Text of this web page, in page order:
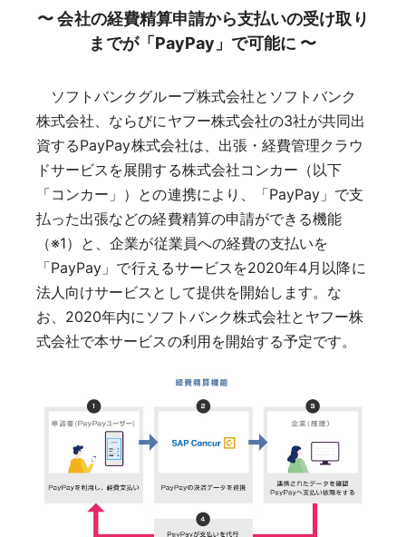
〜 会社の経費精算申請から支払いの受け取り
までが「PayPay」で可能に 〜
ソフトバンクグループ株式会社とソフトバンク
株式会社、ならびにヤフー株式会社の3社が共同出
資するPayPay株式会社は、出張・経費管理クラウ
ドサービスを展開する株式会社コンカー（以下
「コンカー」）との連携により、「PayPay」で支
払った出張などの経費精算の申請ができる機能
（※1）と、企業が従業員への経費の支払いを
「PayPay」で行えるサービスを2020年4月以降に
法人向けサービスとして提供を開始します。な
お、2020年内にソフトバンク株式会社とヤフー株
式会社で本サービスの利用を開始する予定です。